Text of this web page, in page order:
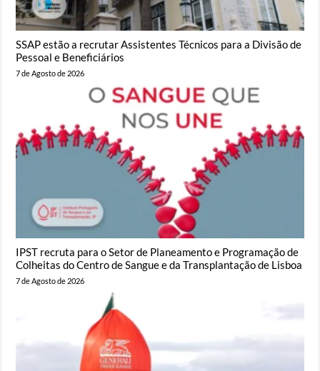
SSAP estão a recrutar Assistentes Técnicos para a Divisão de
Pessoal e Beneficiários
7 de Agosto de 2026
IPST recruta para o Setor de Planeamento e Programação de
Colheitas do Centro de Sangue e da Transplantação de Lisboa
7 de Agosto de 2026